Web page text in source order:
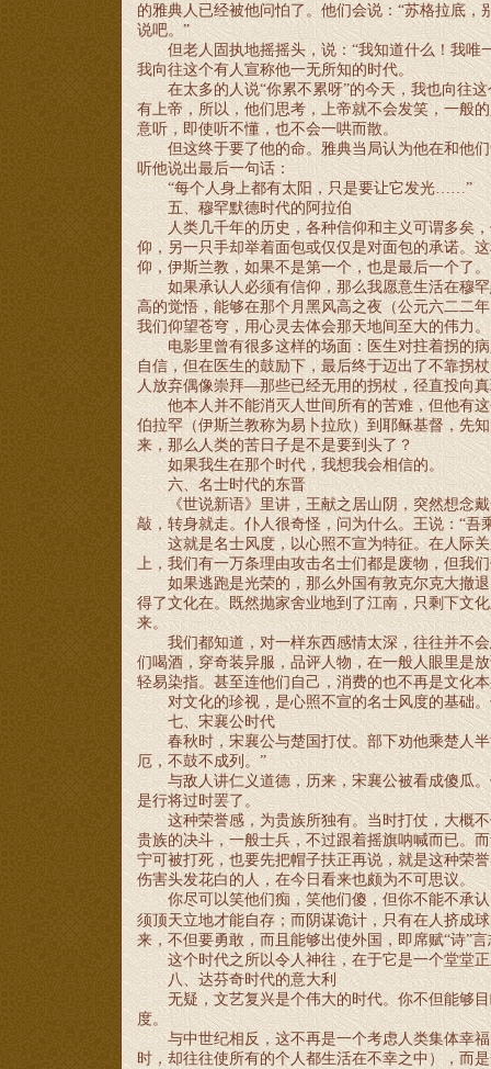
的雅典人已经被他问怕了。他们会说：“苏格拉底
说吧。”
但老人固执地摇摇头，说： “我知道什么！我唯
我向往这个有人宣称他一无所知的时代。
在太多的人说“你累不累呀”的今天，我也向往
有上帝，所以，他们思考，上帝就不会发笑，一般
意听，即使听不懂，也不会一哄而散。
但这终于要了他的命。雅典当局认为他在和他
听他说出最后一句话：
“每个人身上都有太阳，只是要让它发光……”
五、穆罕默德时代的阿拉伯
人类几千年的历史，各种信仰和主义可谓多矣
仰，另一只手却举着面包或仅仅是对面包的承诺。
仰，伊斯兰教，如果不是第一个，也是最后一个了。
如果承认人必须有信仰，那么我愿意生活在穆
高的觉悟，能够在那个月黑风高之夜（公元六二二
我们仰望苍穹，用心灵去体会那天地间至大的伟力。
电影里曾有很多这样的场面：医生对拄着拐的
自信，但在医生的鼓励下，最后终于迈出了不靠拐
人放弃偶像崇拜—那些已经无用的拐杖，径直投向
他本人并不能消灭人世间所有的苦难，但他有
伯拉罕（伊斯兰教称为易卜拉欣）到耶稣基督，先
来，那么人类的苦日子是不是要到头了？
如果我生在那个时代，我想我会相信的。
六、名士时代的东晋
《世说新语》里讲，王献之居山阴，突然想念
敲，转身就走。仆人很奇怪，问为什么。王说： “吾
这就是名士风度，以心照不宣为特征。在人际
上，我们有一万条理由攻击名士们都是废物，但我
如果逃跑是光荣的，那么外国有敦克尔克大撤
得了文化在。既然抛家舍业地到了江南，只剩下文
来。
我们都知道，对一样东西感情太深，往往并不
们喝酒，穿奇装异服，品评人物，在一般人眼里是
轻易染指。甚至连他们自己，消费的也不再是文化
对文化的珍视，是心照不宣的名士风度的基础
七、宋襄公时代
春秋时，宋襄公与楚国打仗。部下劝他乘楚人
厄，不鼓不成列。”
与敌人讲仁义道德，历来，宋襄公被看成傻瓜
是行将过时罢了。
这种荣誉感，为贵族所独有。当时打仗，大概
贵族的决斗，一般士兵，不过跟着摇旗呐喊而已。
宁可被打死，也要先把帽子扶正再说，就是这种荣
伤害头发花白的人，在今日看来也颇为不可思议。
你尽可以笑他们痴，笑他们傻，但你不能不承
须顶天立地才能自存；而阴谋诡计，只有在人挤成
来，不但要勇敢，而且能够出使外国，即席赋“诗”
这个时代之所以令人神往，在于它是一个堂堂
八、达芬奇时代的意大利
无疑，文艺复兴是个伟大的时代。你不但能够
度。
与中世纪相反，这不再是一个考虑人类集体幸
时，却往往使所有的个人都生活在不幸之中），而